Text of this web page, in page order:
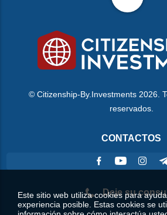
© Citizenship-By.Investments 2026.
reservados.
CONTACTOS
Deje su
Este sitio web utiliza cookies para
experiencia posible. Estas cookies se